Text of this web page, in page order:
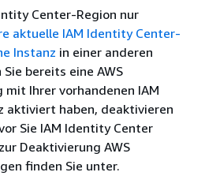
Center-Region nur
aktuelle IAM Identity Center-
Instanz in einer anderen
bereits eine AWS
Ihrer vorhandenen IAM
aktiviert haben, deaktivieren
Sie IAM Identity Center
Deaktivierung AWS
finden Sie unter.